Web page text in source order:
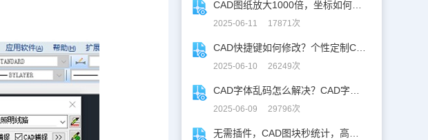
2025-06-11 17871次
2025-06-10 26249次
2025-06-09 29796次